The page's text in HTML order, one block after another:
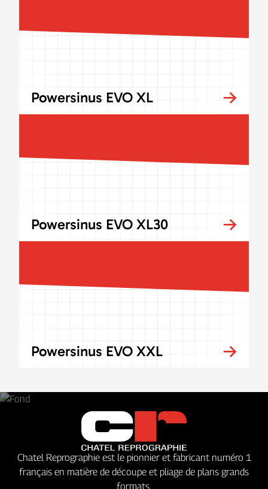
Powersinus EVO XL
Powersinus EVO XL30
Powersinus EVO XXL
Chatel Reprographie est le pionnier et fabricant numéro 1
français en matière de découpe et pliage de plans grands
formats.